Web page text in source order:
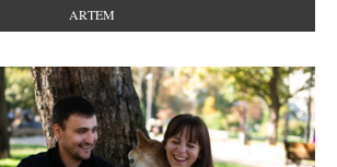
ARTEM